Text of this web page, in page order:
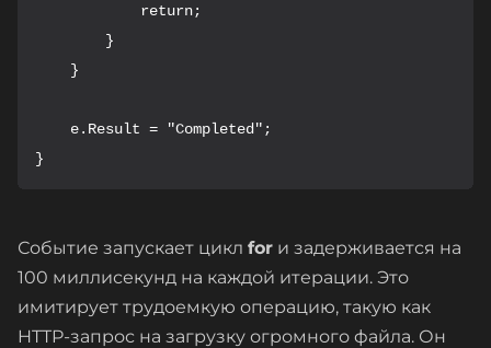
            return;
        }
    }
    e.Result = "Completed";
}
Событие запускает цикл for и задерживается на
100 миллисекунд на каждой итерации. Это
имитирует трудоемкую операцию, такую как
HTTP-запрос на загрузку огромного файла. Он